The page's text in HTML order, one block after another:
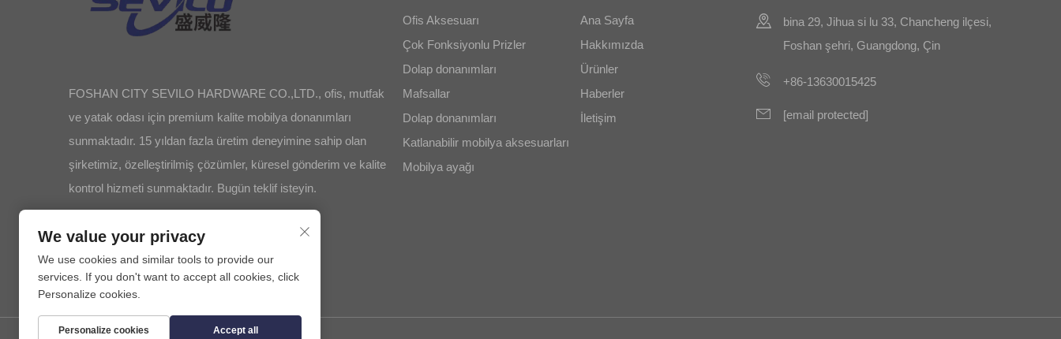
FOSHAN CITY SEVILO HARDWARE CO.,LTD., ofis, mutfak
ve yatak odası için premium kalite mobilya donanımları
sunmaktadır. 15 yıldan fazla üretim deneyimine sahip olan
şirketimiz, özelleştirilmiş çözümler, küresel gönderim ve kalite
kontrol hizmeti sunmaktadır. Bugün teklif isteyin.
Ofis Aksesuarı
Çok Fonksiyonlu Prizler
Dolap donanımları
Mafsallar
Dolap donanımları
Katlanabilir mobilya aksesuarları
Mobilya ayağı
Ana Sayfa
Hakkımızda
Ürünler
Haberler
İletişim
bina 29, Jihua si lu 33, Chancheng ilçesi,
Foshan şehri, Guangdong, Çin
+86-13630015425
[email protected]
We value your privacy
We use cookies and similar tools to provide our
services. If you don't want to accept all cookies, click
Personalize cookies.
Personalize cookies Accept all